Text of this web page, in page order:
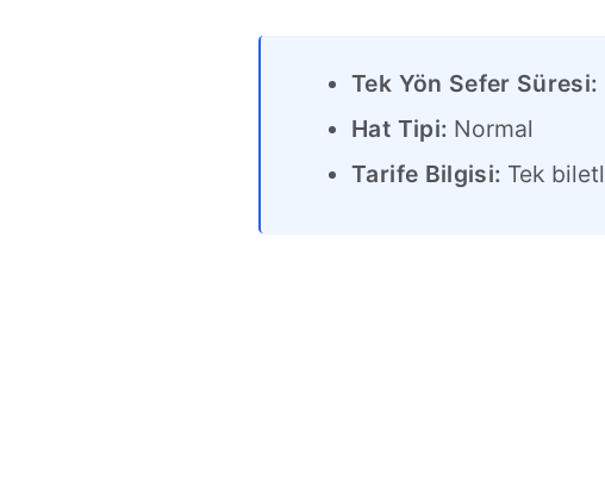
Tek Yön Sefer Süresi:
Hat Tipi: Normal
Tarife Bilgisi: Tek